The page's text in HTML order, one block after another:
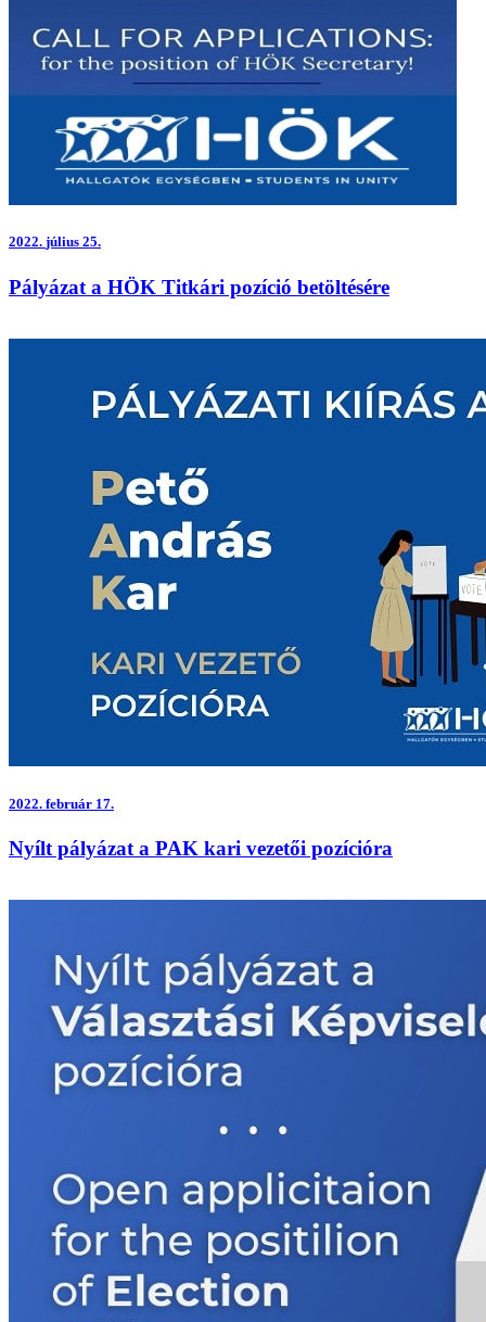
2022. július 25.
Pályázat a HÖK Titkári pozíció betöltésére
2022. február 17.
Nyílt pályázat a PAK kari vezetői pozícióra